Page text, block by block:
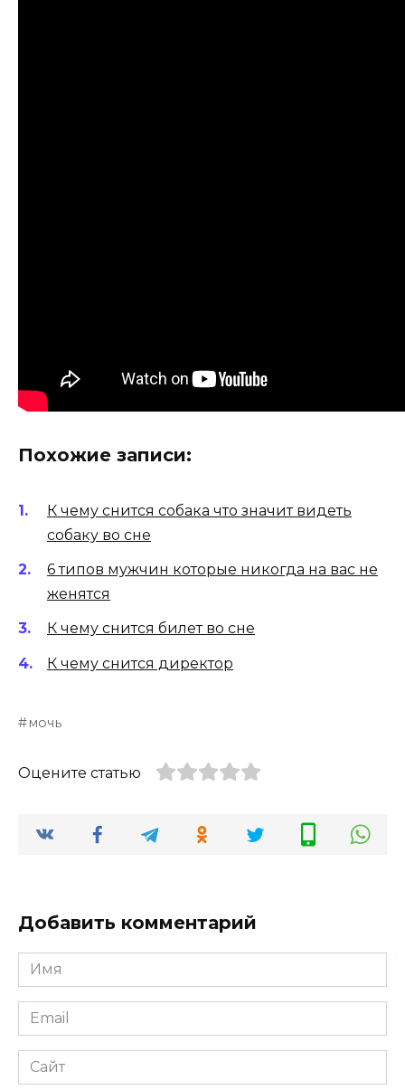
Похожие записи:
К чему снится собака что значит видеть
собаку во сне
6 типов мужчин которые никогда на вас не
женятся
К чему снится билет во сне
К чему снится директор
мочь
Оцените статью
Добавить комментарий
Имя
*
Email
*
Сайт